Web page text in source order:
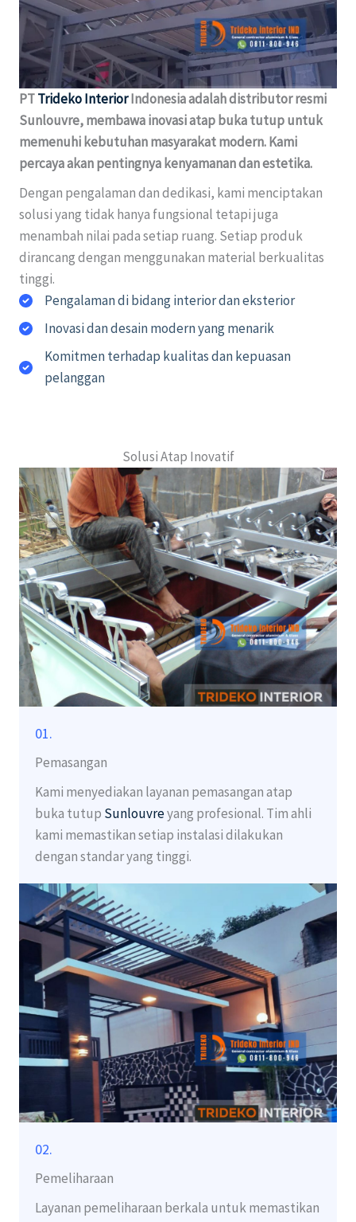
PTTrideko InteriorIndonesia adalah distributor resmi
Sunlouvre, membawa inovasi atap buka tutup untuk
memenuhi kebutuhan masyarakat modern. Kami
percaya akan pentingnya kenyamanan dan estetika.
Dengan pengalaman dan dedikasi, kami menciptakan
solusi yang tidak hanya fungsional tetapi juga
menambah nilai pada setiap ruang. Setiap produk
dirancang dengan menggunakan material berkualitas
tinggi.
Pengalaman di bidang interior dan eksterior
Inovasi dan desain modern yang menarik
Komitmen terhadap kualitas dan kepuasan
pelanggan
Solusi Atap Inovatif
01.
Pemasangan
Kami menyediakan layanan pemasangan atap
buka tutup Sunlouvreyang profesional. Tim ahli
kami memastikan setiap instalasi dilakukan
dengan standar yang tinggi.
02.
Pemeliharaan
Layanan pemeliharaan berkala untuk memastikan